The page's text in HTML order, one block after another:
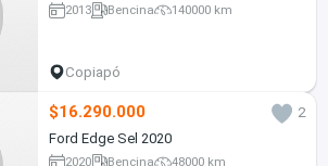
2013 Bencina 140000 km
Copiapó
$16.290.000
2
Ford Edge Sel 2020
2020 Bencina 48000 km